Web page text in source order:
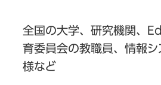
全国の大学、研究機関、
育委員会の教職員、情報シ
様など